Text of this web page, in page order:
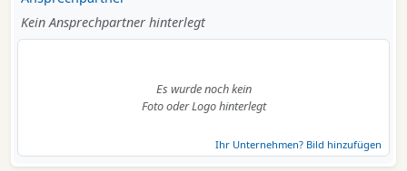
Kein Ansprechpartner hinterlegt
Es wurde noch kein
Foto oder Logo hinterlegt
Ihr Unternehmen? Bild hinzufügen